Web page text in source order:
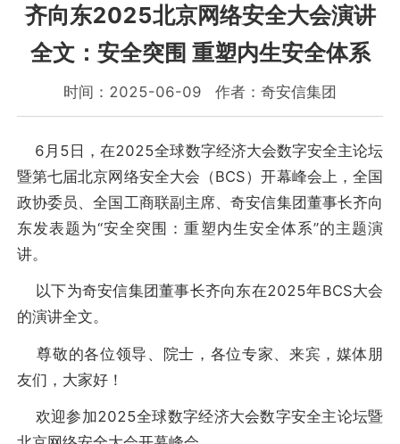
齐向东2025北京网络安全大会演讲
全文：安全突围 重塑内生安全体系
时间：2025-06-09 作者：奇安信集团
6月5日，在2025全球数字经济大会数字安全主论坛
暨第七届北京网络安全大会（BCS）开幕峰会上，全国
政协委员、全国工商联副主席、奇安信集团董事长齐向
东发表题为“安全突围：重塑内生安全体系”的主题演
讲。
以下为奇安信集团董事长齐向东在2025年BCS大会
的演讲全文。
尊敬的各位领导、院士，各位专家、来宾，媒体朋
友们，大家好！
欢迎参加2025全球数字经济大会数字安全主论坛暨